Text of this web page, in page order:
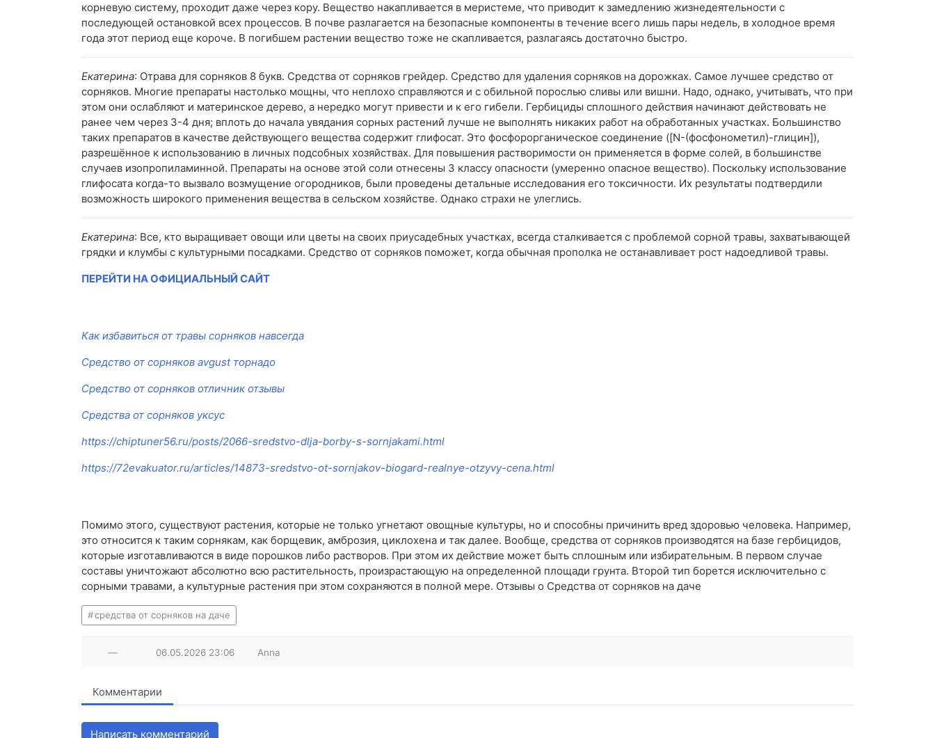
корневую систему, проходит даже через кору. Вещество накапливается в меристеме, что приводит к замедлению жизнедеятельности с
последующей остановкой всех процессов. В почве разлагается на безопасные компоненты в течение всего лишь пары недель, в холодное время
года этот период еще короче. В погибшем растении вещество тоже не скапливается, разлагаясь достаточно быстро.
Екатерина: Отрава для сорняков 8 букв. Средства от сорняков грейдер. Средство для удаления сорняков на дорожках. Самое лучшее средство от
сорняков. Многие препараты настолько мощны, что неплохо справляются и с обильной порослью сливы или вишни. Надо, однако, учитывать, что при
этом они ослабляют и материнское дерево, а нередко могут привести и к его гибели. Гербициды сплошного действия начинают действовать не
ранее чем через 3-4 дня; вплоть до начала увядания сорных растений лучше не выполнять никаких работ на обработанных участках. Большинство
таких препаратов в качестве действующего вещества содержит глифосат. Это фосфорорганическое соединение ([N-(фосфонометил)-глицин]),
разрешённое к использованию в личных подсобных хозяйствах. Для повышения растворимости он применяется в форме солей, в большинстве
случаев изопропиламинной. Препараты на основе этой соли отнесены 3 классу опасности (умеренно опасное вещество). Поскольку использование
глифосата когда-то вызвало возмущение огородников, были проведены детальные исследования его токсичности. Их результаты подтвердили
возможность широкого применения вещества в сельском хозяйстве. Однако страхи не улеглись.
Екатерина: Все, кто выращивает овощи или цветы на своих приусадебных участках, всегда сталкивается с проблемой сорной травы, захватывающей
грядки и клумбы с культурными посадками. Средство от сорняков поможет, когда обычная прополка не останавливает рост надоедливой травы.
ПЕРЕЙТИ НА ОФИЦИАЛЬНЫЙ САЙТ
Как избавиться от травы сорняков навсегда
Средство от сорняков avgust торнадо
Средство от сорняков отличник отзывы
Средства от сорняков уксус
https://chiptuner56.ru/posts/2066-sredstvo-dlja-borby-s-sornjakami.html
https://72evakuator.ru/articles/14873-sredstvo-ot-sornjakov-biogard-realnye-otzyvy-cena.html
Помимо этого, существуют растения, которые не только угнетают овощные культуры, но и способны причинить вред здоровью человека. Например,
это относится к таким сорнякам, как борщевик, амброзия, циклохена и так далее. Вообще, средства от сорняков производятся на базе гербицидов,
которые изготавливаются в виде порошков либо растворов. При этом их действие может быть сплошным или избирательным. В первом случае
составы уничтожают абсолютно всю растительность, произрастающую на определенной площади грунта. Второй тип борется исключительно с
сорными травами, а культурные растения при этом сохраняются в полной мере. Отзывы о Средства от сорняков на даче
средства от сорняков на даче
— 06.05.2026 23:06 Anna
Комментарии
Написать комментарий